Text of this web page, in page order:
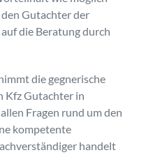
Gutachter der
die Beratung durch
die gegnerische
Kfz Gutachter in
Fragen rund um den
kompetente
handelt